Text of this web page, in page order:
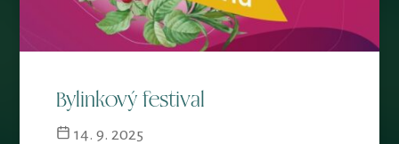
Bylinkový festival
14. 9. 2025